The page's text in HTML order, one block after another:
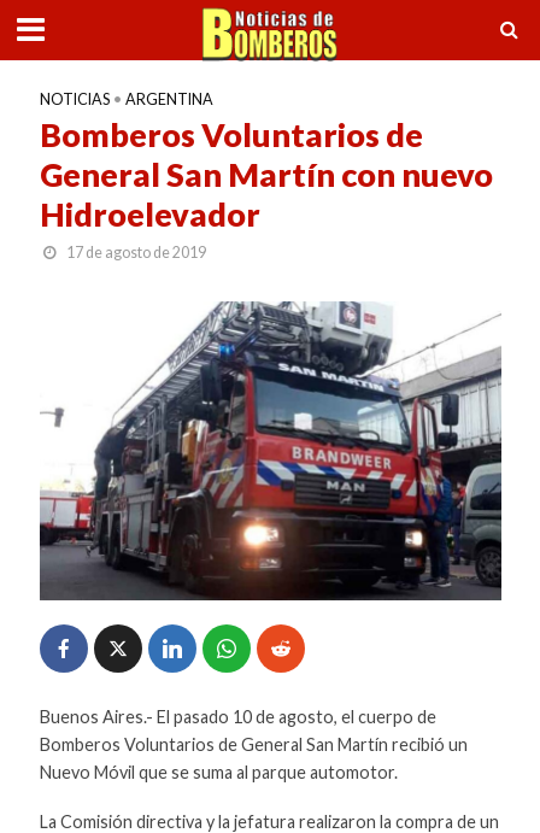
NOTICIAS • ARGENTINA
Bomberos Voluntarios de
General San Martín con nuevo
Hidroelevador
17 de agosto de 2019
Buenos Aires.- El pasado 10 de agosto, el cuerpo de
Bomberos Voluntarios de General San Martín recibió un
Nuevo Móvil que se suma al parque automotor.
La Comisión directiva y la jefatura realizaron la compra de un